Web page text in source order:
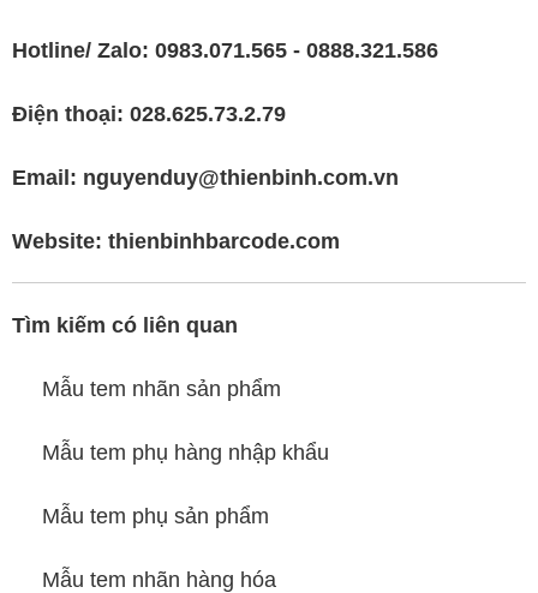
Hotline/ Zalo: 0983.071.565 - 0888.321.586
Điện thoại: 028.625.73.2.79
Email: nguyenduy@thienbinh.com.vn
Website: thienbinhbarcode.com
Tìm kiếm có liên quan
Mẫu tem nhãn sản phẩm
Mẫu tem phụ hàng nhập khẩu
Mẫu tem phụ sản phẩm
Mẫu tem nhãn hàng hóa